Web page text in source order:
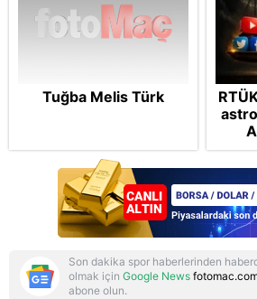
Tuğba Melis Türk
Son dakika spor haberlerinden
olmak için Google News
abone olun.